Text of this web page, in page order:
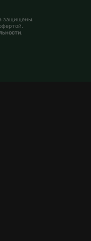
защищены.
.